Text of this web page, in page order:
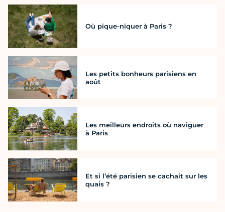
Où pique-niquer à Paris ?
Les petits bonheurs parisiens en
août
Les meilleurs endroits où naviguer
à Paris
Et si l’été parisien se cachait sur les
quais ?